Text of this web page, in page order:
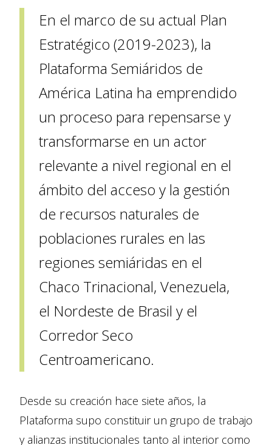
En el marco de su actual Plan
Estratégico (2019-2023), la
Plataforma Semiáridos de
América Latina ha emprendido
un proceso para repensarse y
transformarse en un actor
relevante a nivel regional en el
ámbito del acceso y la gestión
de recursos naturales de
poblaciones rurales en las
regiones semiáridas en el
Chaco Trinacional, Venezuela,
el Nordeste de Brasil y el
Corredor Seco
Centroamericano.
Desde su creación hace siete años, la
Plataforma supo constituir un grupo de trabajo
y alianzas institucionales tanto al interior como